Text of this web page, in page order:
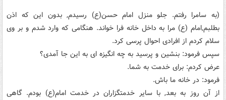
(به سامرا رفتم. جلو منزل امام حسن(ع) رسیدم, بدون این که اذن
بطلبم,امام (ع) مرا به داخل خانه فرا خواند. هنگامی که وارد شدم و بر وی
سلام کردم از افرادی احوال پرسی کرد.
سپس فرمود: بنشین و پرسید به چه انگیزه ای به این جا آمدی؟
عرض کردم: برای خدمت به شما.
فرمود: در خانه ما باش.
از آن روز به بعد, با سایر خدمتگزاران در خدمت امام(ع) بودم. گاهی